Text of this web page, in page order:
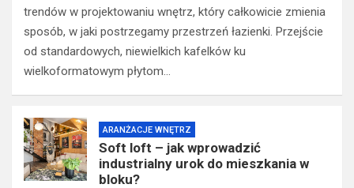
trendów w projektowaniu wnętrz, który całkowicie zmienia
sposób, w jaki postrzegamy przestrzeń łazienki. Przejście
od standardowych, niewielkich kafelków ku
wielkoformatowym płytom…
ARANŻACJE WNĘTRZ
Soft loft – jak wprowadzić
industrialny urok do mieszkania w
bloku?